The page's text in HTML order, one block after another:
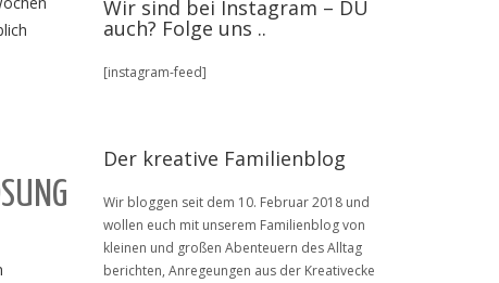
in
unserem
Archive
Wir sind bei Instagram – DU
auch? Folge uns ..
[instagram-feed]
Der kreative Familienblog
Wir bloggen seit dem 10. Februar 2018 und
wollen euch mit unserem Familienblog von
kleinen und großen Abenteuern des Alltag
berichten, Anregeungen aus der Kreativecke